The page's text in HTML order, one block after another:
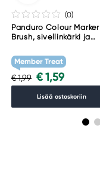
(0)
Panduro Colour Marker
Brush, sivellinkärki ja
WG1
Member Treat
€ 1,99 € 1,59
Lisää ostoskoriin